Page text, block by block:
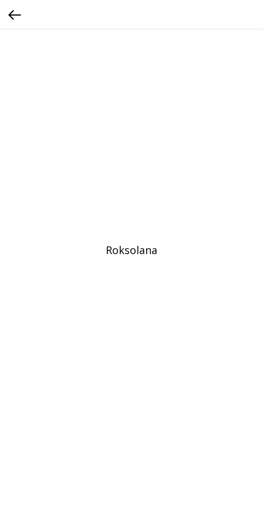
Roksolana